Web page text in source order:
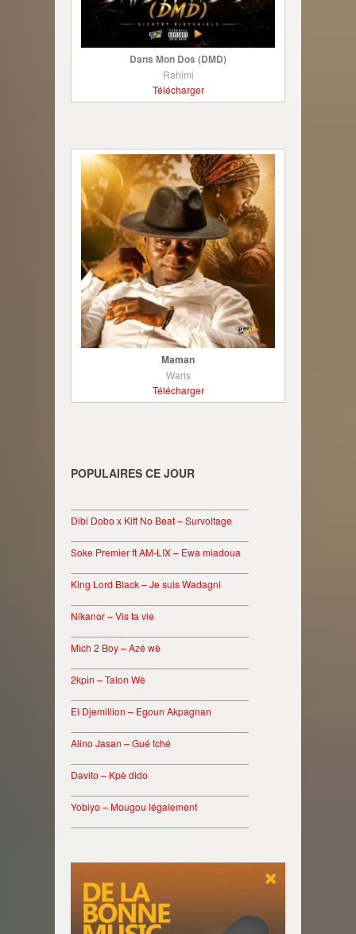
Dans Mon Dos (DMD)
Rahimi
Télécharger
Maman
Waris
Télécharger
POPULAIRES CE JOUR
Dibi Dobo x Kiff No Beat – Survoltage
Soke Premier ft AM-LIX – Ewa miadoua
King Lord Black – Je suis Wadagni
Nikanor – Vis ta vie
Mich 2 Boy – Azé wè
2kpin – Talon Wè
El Djemillion – Egoun Akpagnan
Alino Jasan – Gué tché
Davito – Kpè dido
Yobiyo – Mougou légalement